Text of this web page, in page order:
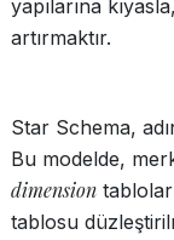
yapılarına
artırmaktır.
Star Schema,
Bu modelde,
dimension
tablosu